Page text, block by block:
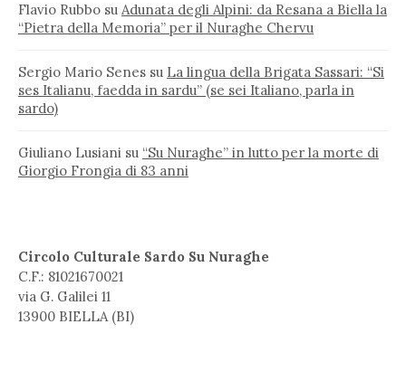
Flavio Rubbo su Adunata degli Alpini: da Resana a Biella la
“Pietra della Memoria” per il Nuraghe Chervu
Sergio Mario Senes su La lingua della Brigata Sassari: “Si
ses Italianu, faedda in sardu” (se sei Italiano, parla in
sardo)
Giuliano Lusiani su “Su Nuraghe” in lutto per la morte di
Giorgio Frongia di 83 anni
Circolo Culturale Sardo Su Nuraghe
C.F.: 81021670021
via G. Galilei 11
13900 BIELLA (BI)